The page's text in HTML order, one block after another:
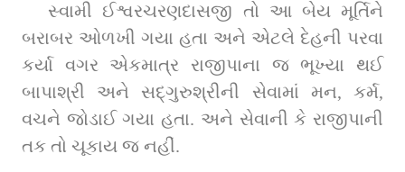
સ્વામી ઈશ્વરચરણદાસજી તો આ બેય મૂર્તિને
બરાબર ઓળખી ગયા હતા અને એટલે દેહની પરવા
કર્યા વગર એકમાત્ર રાજીપાના જ ભૂખ્યા થઈ
બાપાશ્રી અને સદ્‌ગુરુશ્રીની સેવામાં મન, કર્મ,
વચને જોડાઈ ગયા હતા. અને સેવાની કે રાજીપાની
તક તો ચૂકાય જ નહીં.